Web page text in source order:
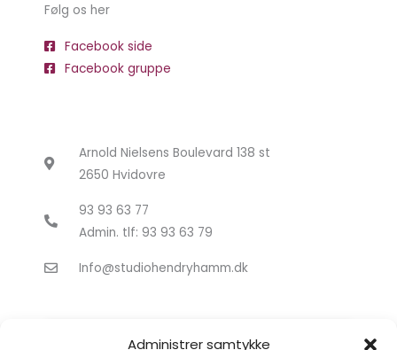
Administrer samtykke
Følg os her
Facebook side
Facebook gruppe
Arnold Nielsens Boulevard 138 st
2650 Hvidovre
93 93 63 77
Admin. tlf: 93 93 63 79
Info@studiohendryhamm.dk